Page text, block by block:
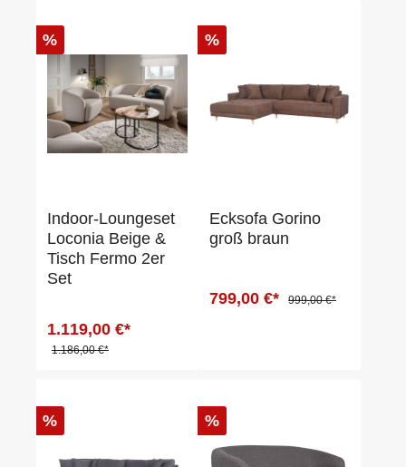
%
Indoor-Loungeset
Loconia Beige &
Tisch Fermo 2er
Set
1.119,00 €*
1.186,00 €*
%
Ecksofa Gorino
groß braun
799,00 €* 999,00 €*
% %